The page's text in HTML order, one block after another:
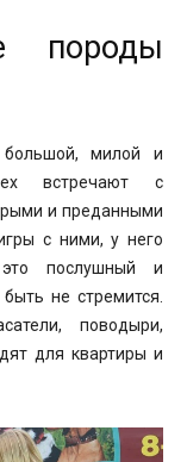
породы
милой и
встречают с
и преданными
с ними, у него
послушный и
не стремится.
поводыри,
для квартиры и